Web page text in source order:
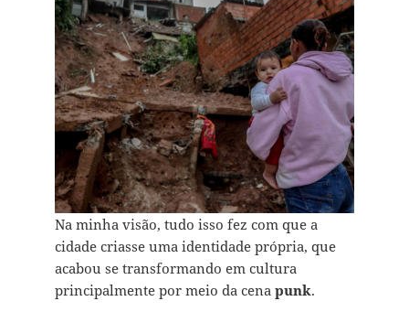
Na minha visão, tudo isso fez com que a
cidade criasse uma identidade própria, que
acabou se transformando em cultura
principalmente por meio da cena punk.